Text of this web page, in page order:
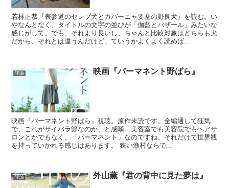
若林正恭『表参道のセレブ犬とカバーニャ要塞の野良犬』を読む。い
やなんとなく、タイトルの文字の並びが「伽藍とバザール」みたいな
感じがして。でも、それより長いし、ちゃんと比較対象はどちらも犬
だから、それとは違うんだけど。ていうかよくよく読めば...
評論 映画『パーマネント野ばら』
映画『パーマネント野ばら』視聴。原作未読です。全編通して狂気
で、これがサイバラ節なのか、と感嘆。美容室でも美容院でもヘアサ
ロンとかでもなく、「パーマネント」なのですね。それだけで世界観
を持っていかれる感じはあります。 狭い漁村ならで...
評論 外山薫『君の背中に見た夢は』